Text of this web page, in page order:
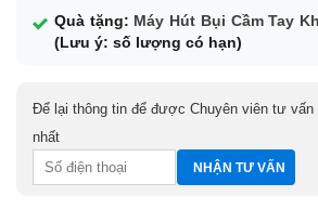
Quà tặng: Máy Hút Bụi Cầm Tay
(Lưu ý: số lượng có hạn)
Để lại thông tin để được Chuyên viên tư vấn
nhất